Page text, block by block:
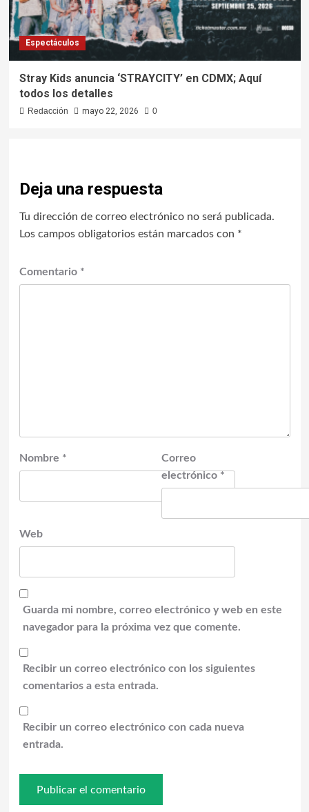
Espectáculos
Stray Kids anuncia ‘STRAYCITY’ en CDMX; Aquí
todos los detalles
Redacción mayo 22, 2026 0
Deja una respuesta
Tu dirección de correo electrónico no será publicada.
Los campos obligatorios están marcados con *
Comentario *
Nombre *
Correo
electrónico *
Web
Guarda mi nombre, correo electrónico y web en este
navegador para la próxima vez que comente.
Recibir un correo electrónico con los siguientes
comentarios a esta entrada.
Recibir un correo electrónico con cada nueva
entrada.